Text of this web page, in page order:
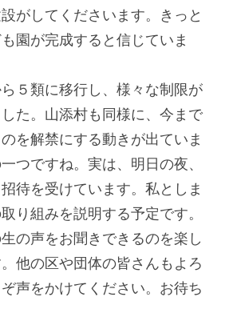
がしてくださいます。きっと
園が完成すると信じていま
５類に移行し、様々な制限が
た。山添村も同様に、今まで
を解禁にする動きが出ていま
つですね。実は、明日の夜、
待を受けています。私としま
り組みを説明する予定です。
の声をお聞きできるのを楽し
他の区や団体の皆さんもよろ
声をかけてください。お待ち